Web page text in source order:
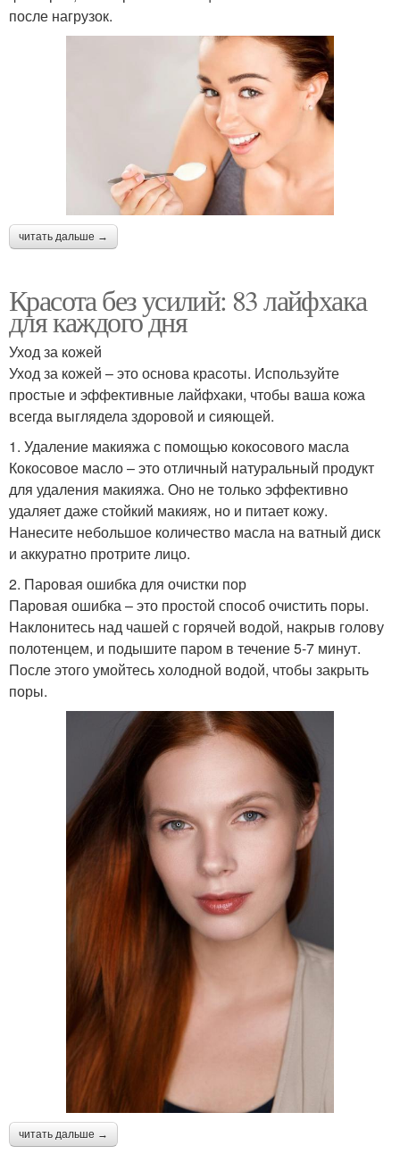
после нагрузок.
читать дальше →
Красота без усилий: 83 лайфхака
для каждого дня
Уход за кожей
Уход за кожей – это основа красоты. Используйте
простые и эффективные лайфхаки, чтобы ваша кожа
всегда выглядела здоровой и сияющей.
1. Удаление макияжа с помощью кокосового масла
Кокосовое масло – это отличный натуральный продукт
для удаления макияжа. Оно не только эффективно
удаляет даже стойкий макияж, но и питает кожу.
Нанесите небольшое количество масла на ватный диск
и аккуратно протрите лицо.
2. Паровая ошибка для очистки пор
Паровая ошибка – это простой способ очистить поры.
Наклонитесь над чашей с горячей водой, накрыв голову
полотенцем, и подышите паром в течение 5-7 минут.
После этого умойтесь холодной водой, чтобы закрыть
поры.
читать дальше →